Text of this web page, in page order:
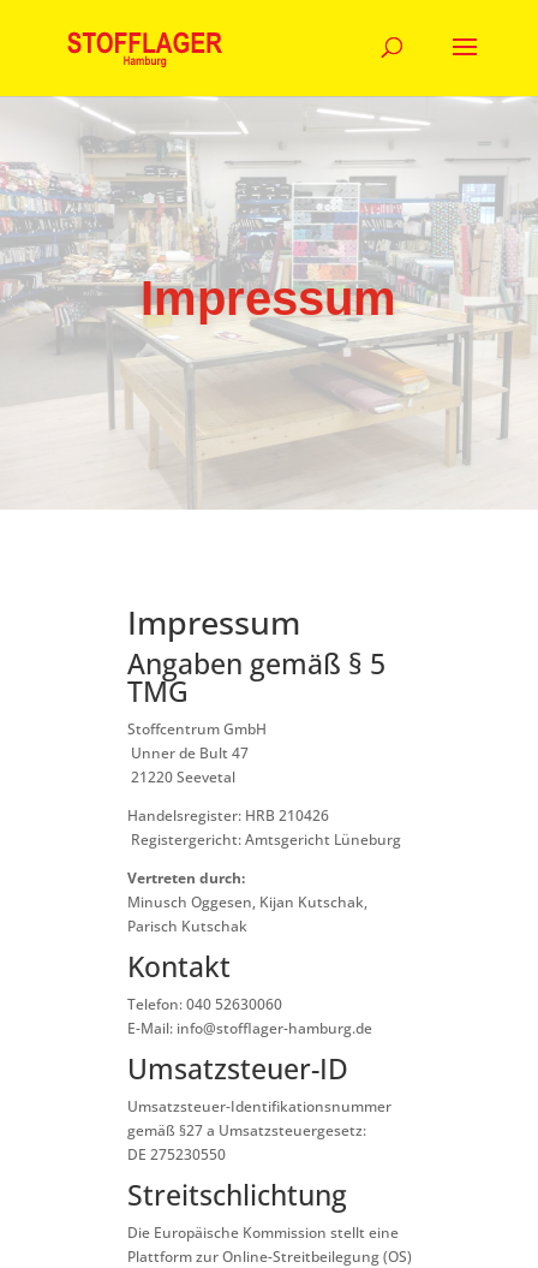
Impressum
Impressum
Angaben gemäß § 5
TMG
Stoffcentrum GmbH
Unner de Bult 47
21220 Seevetal
Handelsregister: HRB 210426
Registergericht: Amtsgericht Lüneburg
Vertreten durch:
Minusch Oggesen, Kijan Kutschak,
Parisch Kutschak
Kontakt
Telefon: 040 52630060
E-Mail: info@stofflager-hamburg.de
Umsatzsteuer-ID
Umsatzsteuer-Identifikationsnummer
gemäß §27 a Umsatzsteuergesetz:
DE 275230550
Streitschlichtung
Die Europäische Kommission stellt eine
Plattform zur Online-Streitbeilegung (OS)